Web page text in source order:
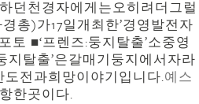
던천경자에게는오히려더그럴
총)가17일개최한’경영발전자
토 ■‘프렌즈:둥지탈출’소중영
탈출’은갈매기둥지에서자라
도전과희망이야기입니다.예스
한곳이다.